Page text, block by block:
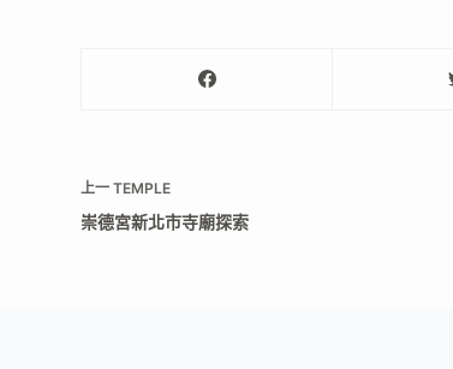
上一TEMPLE
崇德宮新北市寺廟探索